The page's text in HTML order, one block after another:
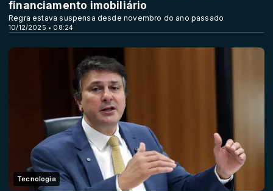
10/12/2025 • 08:24
financiamento imobiliário
Regra estava suspensa desde novembro do ano passado
Tecnologia